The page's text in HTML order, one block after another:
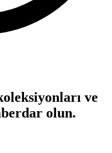
ve
olun.